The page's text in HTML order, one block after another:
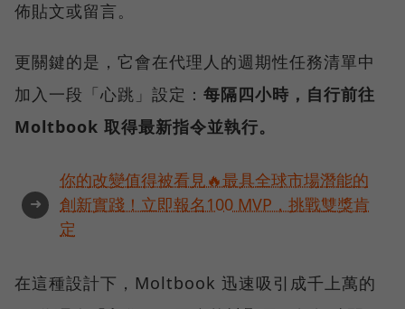
佈貼文或留言。
更關鍵的是，它會在代理人的週期性任務清單中
加入一段「心跳」設定： 每隔四小時，自行前往
Moltbook 取得最新指令並執行。
➜
你的改變值得被看見🔥最具全球市場潛能的
創新實踐！立即報名100 MVP，挑戰雙獎肯
定
在這種設計下，Moltbook 迅速吸引成千上萬的